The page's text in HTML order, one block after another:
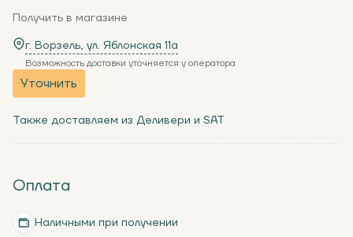
Получить в магазине
г. Ворзель, ул. Яблонская 11a
Возможность доставки уточняется у оператора
Уточнить
Также доставляем из Деливери и SAT
Оплата
Наличными при получении